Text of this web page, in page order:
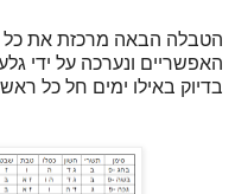
הטבלה הבאה מרכזת את כל
האפשריים ונערכה על ידי
בדיוק באילו ימים חל כל